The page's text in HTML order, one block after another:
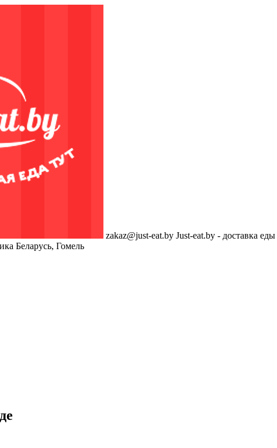
zakaz@just-eat.by Just-eat.by - доставка еды
Беларусь, Гомель